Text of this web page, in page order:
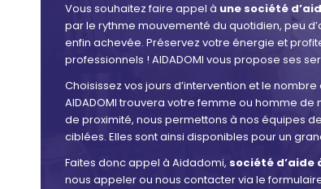
Vous souhaitez faire appel à une société
par le rythme mouvementé du quotidien, peu
enfin achevée. Préservez votre énergie et
professionnels ! AIDADOMI vous propose ses
Choisissez vos jours d’intervention et le
AIDADOMI trouvera votre femme ou homme
de proximité, nous permettons à nos équipes
ciblées. Elles sont ainsi disponibles pour un
Faites donc appel à Aidadomi, société d’aide
nous appeler ou nous contacter via le